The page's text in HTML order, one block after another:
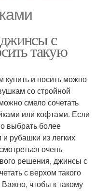
с
такую
купить и носить можно
со стройной
смело сочетать
или кофтами. Если
выбрать более
рубашки из легких
очень
решения, джинсы с
с верхом такого
чтобы к такому